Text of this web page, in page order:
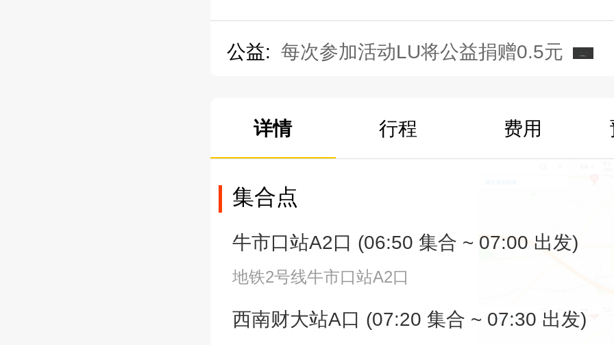
公益: 每次参加活动LU将公益捐赠0.5元
详情 行程 费用
集合点
牛市口站A2口 (06:50 集合 ~ 07:00 出发)
地铁2号线牛市口站A2口
西南财大站A口 (07:20 集合 ~ 07:30 出发)